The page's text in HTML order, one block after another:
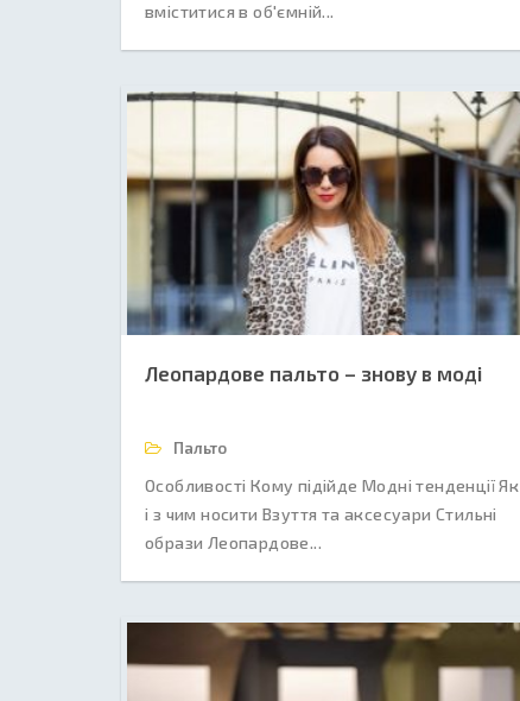
вміститися в об'ємній...
Леопардове пальто – знову в моді
Пальто
Особливості Кому підійде Модні тенденції Як
і з чим носити Взуття та аксесуари Стильні
образи Леопардове...